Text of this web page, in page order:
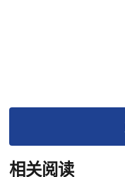
相关阅读